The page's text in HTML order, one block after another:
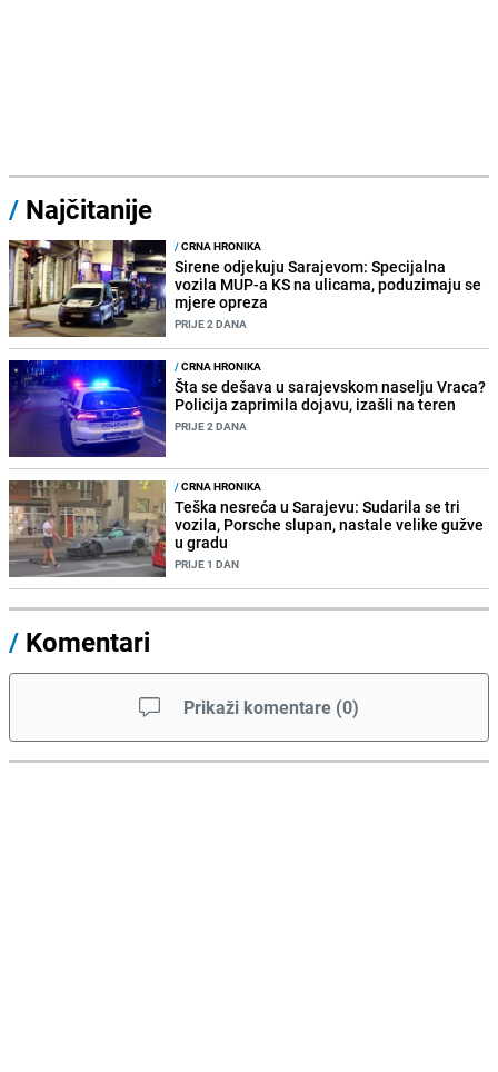
/ Najčitanije
/CRNA HRONIKA
Sirene odjekuju Sarajevom: Specijalna
vozila MUP-a KS na ulicama, poduzimaju se
mjere opreza
PRIJE 2 DANA
/CRNA HRONIKA
Šta se dešava u sarajevskom naselju Vraca?
Policija zaprimila dojavu, izašli na teren
PRIJE 2 DANA
/CRNA HRONIKA
Teška nesreća u Sarajevu: Sudarila se tri
vozila, Porsche slupan, nastale velike gužve
u gradu
PRIJE 1 DAN
/ Komentari
Prikaži komentare (0)